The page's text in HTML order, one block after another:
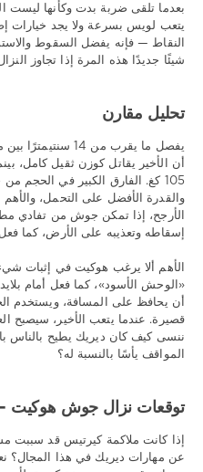
بعدما تلقى ضربة بدت وكأنها ليست
يتعب لويس بسرعة ولا يجد خيارات
النقاط — فإنه يفضل السقوط
شيئًا جديدًا هذه المرة إذا تجاوز
تحليل مقارن
يفصل ما يقرب من
أن الأخير يقاتل كوزن ثقيل كامل،
105 كغ. الفارق الكبير في
والقدرة الأفضل على التحمل،
الأرجح، إذا تمكن جوش من تفادي
إسقاطه وتعذيبه على الأرض، كما
الأهم ألا يرغب هوكيت في إثبات
«الوحش الأسود»، كما فعل أمام
أن يحافظ على المسافة، ويستخدم
قصيرة. عندما يتعب الأخير، سيصبح
ننسى كيف كان ديريك يطيح بالناس
المواقف يأسًا بالنسبة له؟
توقعات نزال جوش هوكيت
إذا كانت ملاكمة كيرتيس قد سببت
عن مهارات ديريك في هذا المجال؟